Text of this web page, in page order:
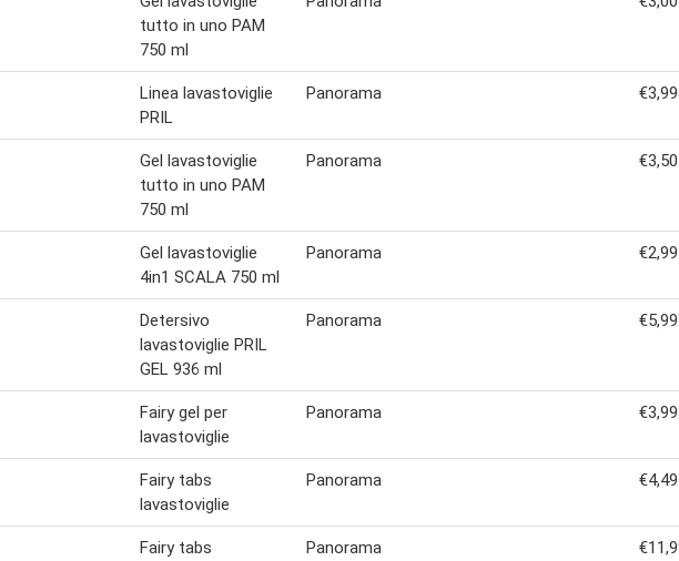
tutto in uno PAM
750 ml
Linea lavastoviglie
PRIL
Panorama €3,99
Gel lavastoviglie
tutto in uno PAM
750 ml
Panorama €3,50
Gel lavastoviglie
4in1 SCALA 750 ml
Panorama €2,99
Detersivo
lavastoviglie PRIL
GEL 936 ml
Panorama €5,99
Fairy gel per
lavastoviglie
Panorama €3,99
Fairy tabs
lavastoviglie
Panorama €4,49
Fairy tabs
Panorama